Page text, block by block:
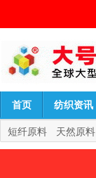
首页 纺织资讯
短纤原料 天然原料